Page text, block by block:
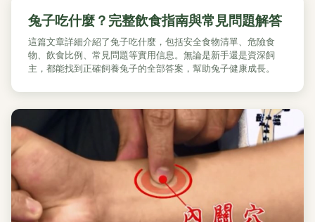
兔子吃什麼？完整飲食指南與常見問題解答
這篇文章詳細介紹了兔子吃什麼，包括安全食物清單、危險食
物、飲食比例、常見問題等實用信息。無論是新手還是資深飼
主，都能找到正確飼養兔子的全部答案，幫助兔子健康成長。